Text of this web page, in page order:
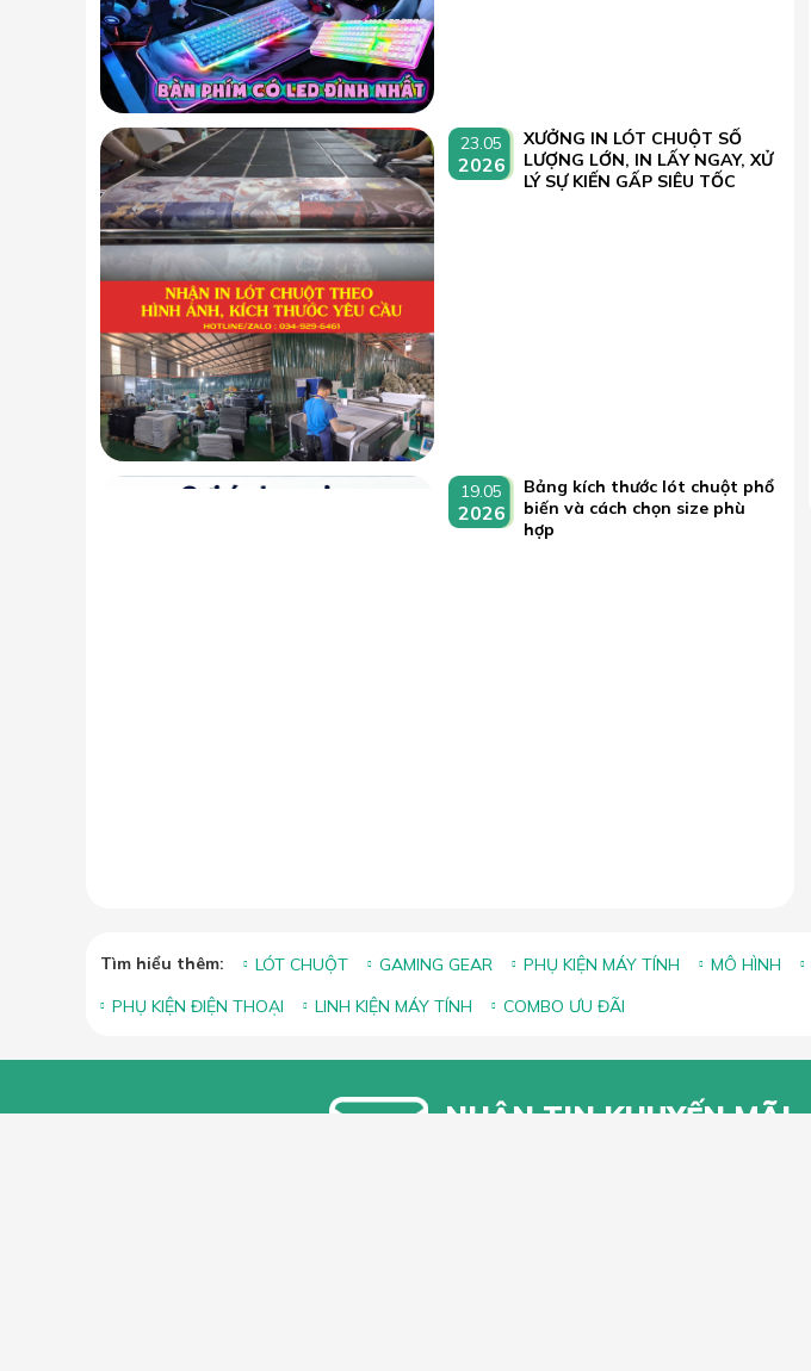
23.05
2026
XƯỞNG IN LÓT CHUỘT SỐ
LƯỢNG LỚN, IN LẤY NGAY, XỬ
LÝ SỰ KIẾN GẤP SIÊU TỐC
19.05
2026
Bảng kích thước lót chuột phổ
biến và cách chọn size phù
hợp
Tìm hiểu thêm: LÓT CHUỘT GAMING GEAR PHỤ KIỆN MÁY TÍNH MÔ HÌNH
PHỤ KIỆN ĐIỆN THOẠI
LINH KIỆN MÁY TÍNH COMBO ƯU ĐÃI
NHẬN TIN KHUYẾN MÃI